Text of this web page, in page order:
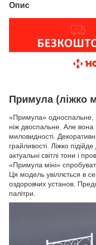
Опис
Примула (ліжко
«Примула» односпальне,
ніж двоспальне. Але вона
миловидності.
грайливості. Ліжко
актуальні світлі тони і
«Примула міні»
Ця модель увіллється в
оздоровчих установ.
палітри.